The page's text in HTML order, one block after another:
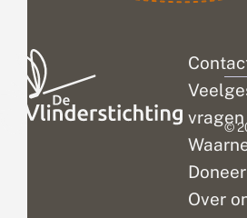
vragen
Doneer
Over
©